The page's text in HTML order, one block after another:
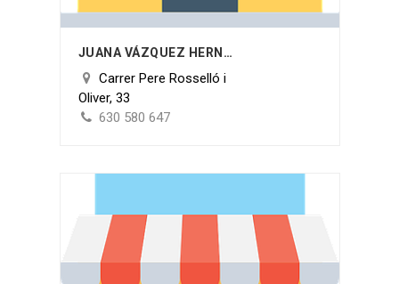
JUANA VÁZQUEZ HERNÁNDEZ
Carrer Pere Rosselló i
Oliver, 33
630 580 647